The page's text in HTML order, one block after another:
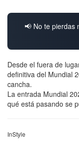
📢 No te pierdas
Desde el fuera de
definitiva del Mundial
cancha.
La entrada Mundial
qué está pasando se
InStyle